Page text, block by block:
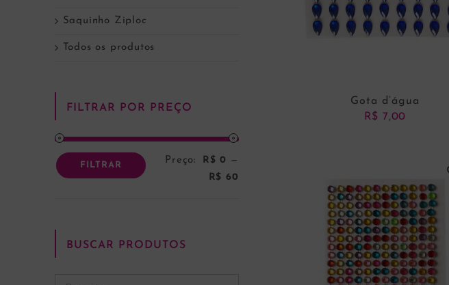
ADICIONAR AO CARRINHO
Gota d’água
R$ 7,00
Saquinho Ziploc
Todos os produtos
FILTRAR POR PREÇO
FILTRAR Preço: R$ 0
—
R$ 60
BUSCAR PRODUTOS